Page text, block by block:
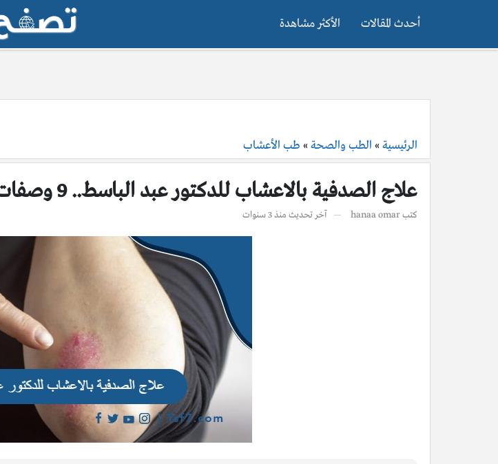
أحدث المقالات الأكثر مشاهدة
الرئيسية » الطب والصحة » طب الأعشاب
علاج الصدفية بالاعشاب للدكتور عبد الباسط.. 9 وصفات طبيعية
كتبhanaa omar آخر تحديث منذ 3 سنوات